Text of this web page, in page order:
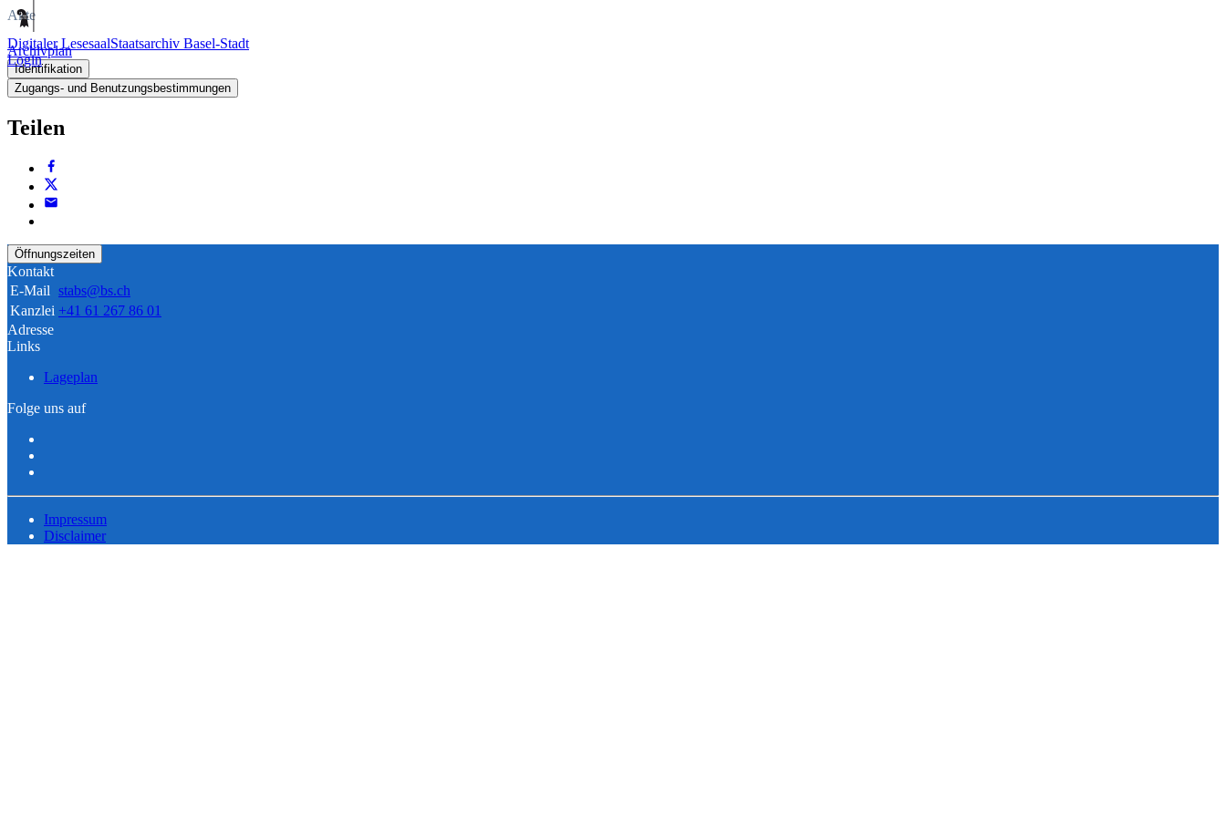
Digitaler LesesaalStaatsarchiv Basel-Stadt
Login
Akte
Archivplan
Identifikation
Zugangs- und Benutzungsbestimmungen
Teilen
Öffnungszeiten
Kontakt
E-Mail stabs@bs.ch
Kanzlei +41 61 267 86 01
Adresse
Links
Lageplan
Folge uns auf
Impressum
Disclaimer